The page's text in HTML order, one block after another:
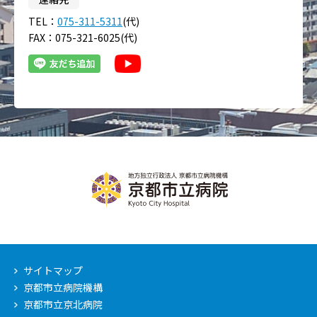
TEL： 075-311-5311(代)
FAX：075-321-6025(代)
サイトマップ
京都市立病院機構
京都市立京北病院